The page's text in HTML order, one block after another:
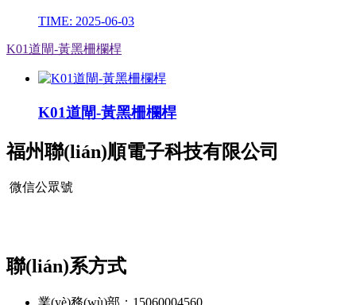
TIME: 2025-06-03
K01道閘-黃黑柵欄桿
K01道閘-黃黑柵欄桿
福州聯(lián)順電子科技有限公司
微信公眾號
聯(lián)系方式